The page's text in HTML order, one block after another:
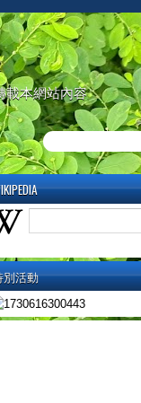
載本網站內容
別活動